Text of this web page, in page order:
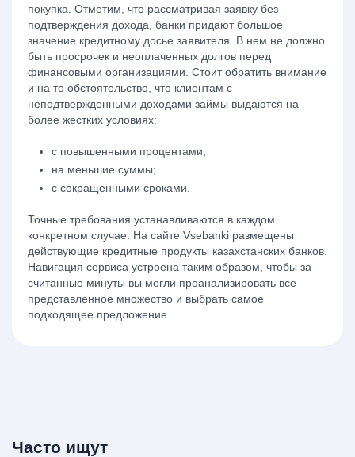
покупка. Отметим, что рассматривая заявку без
подтверждения дохода, банки придают большое
значение кредитному досье заявителя. В нем не должно
быть просрочек и неоплаченных долгов перед
финансовыми организациями. Стоит обратить внимание
и на то обстоятельство, что клиентам с
неподтвержденными доходами займы выдаются на
более жестких условиях:
с повышенными процентами;
на меньшие суммы;
с сокращенными сроками.
Точные требования устанавливаются в каждом
конкретном случае. На сайте Vsebanki размещены
действующие кредитные продукты казахстанских банков.
Навигация сервиса устроена таким образом, чтобы за
считанные минуты вы могли проанализировать все
представленное множество и выбрать самое
подходящее предложение.
Часто ищут